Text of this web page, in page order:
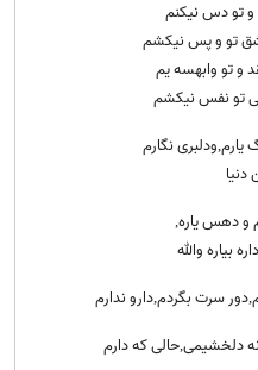
و تو دس نیکنم
تو و پس نیکشم
و تو وابهسه یم
تو نفس نیکشم
نگارم
و دهس یاره,
بیاره والله
سرت بگردم,دارو ندارم
دلخشیمی,حالی که دارم